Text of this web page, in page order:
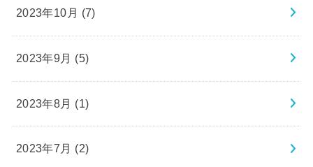
2023年10月 (7)
2023年9月 (5)
2023年8月 (1)
2023年7月 (2)